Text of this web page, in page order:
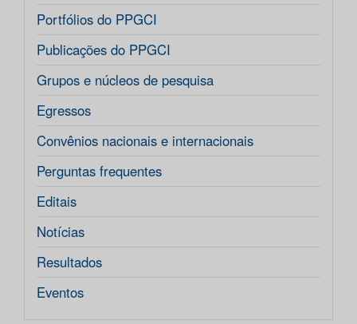
Portfólios do PPGCI
Publicações do PPGCI
Grupos e núcleos de pesquisa
Egressos
Convênios nacionais e internacionais
Perguntas frequentes
Editais
Notícias
Resultados
Eventos